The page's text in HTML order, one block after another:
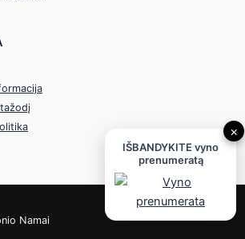
Namai
×
IŠBANDYKITE vyno
prenumeratą